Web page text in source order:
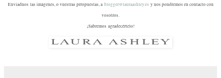
Enviadnos las imágenes, o vuestras prropuestas, a blogger@lauraashley.es y nos pondremos en contacto con
vosotros.
¡Sabremos agradecértelo!